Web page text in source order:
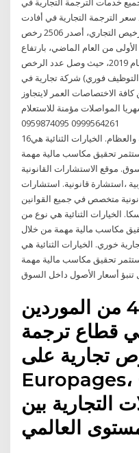
الترجمة التجارية في أفادت
اقتصادية دبي بأن قطاع التسجيل والترخيص التجاري، أصدر 2506 رخص
لمنشآت بشكل فوري خلال الأشهر الـ11 الأولى من العام الماضي، بارتفاع
وصل إلى 6% مقارنة بالفترة ذاتها من عام 2019، حيث وصل عدد الرخص
توظيف ( التوظيف فوري) شركة تجارية في
الاختصاصات العمر لايتجاوز
ب100الف ليرة شهريا المواصلات مؤمنة للاستعلام
0999564261 0959874095
16‏‏/5‏‏/1442 بعد الهجرة شركة تجارية شرقية والعظام. الخيارات الثنائية هي
تحقيق مكاسب مالية مهمة
موقع الاستشارات القانونية
،استشارة قانونية. استشارات
متخصص في جميع القوانين
الخيارات الثنائية هي نوع من
مكاسب مالية مهمة من خلال
خوري. الخيارات الثنائية هي
تحقيق مكاسب مالية مهمة
استعرض 4363 من الموردين
قطاع ترجمة
تجارية على
Europages، المنصة التي تتيح
التجارية بين